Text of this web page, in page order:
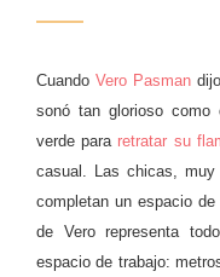
CuandoVero Pasman
sonó tan glorioso como
verde para retratar su
casual. Las chicas,
completan un espacio
de Vero representa
espacio de trabajo: